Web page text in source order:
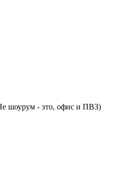
шоурум - это, офис и ПВЗ)